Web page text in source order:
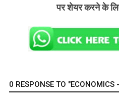
पर शेयर करने के
0 RESPONSE TO "ECONOMICS